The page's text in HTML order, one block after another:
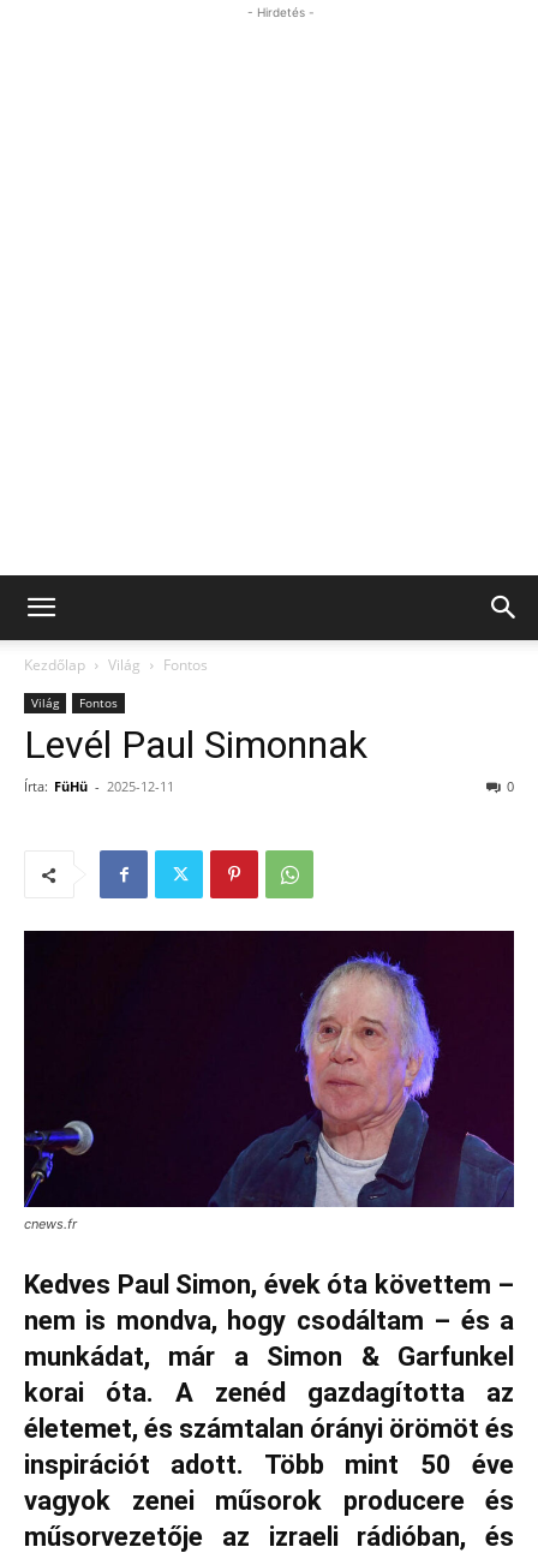
- Hirdetés -
Kezdőlap Világ Fontos
Világ Fontos
Levél Paul Simonnak
Írta: FüHü - 2025-12-11 0
cnews.fr
Kedves Paul Simon, évek óta követtem –
nem is mondva, hogy csodáltam – és a
munkádat, már a Simon & Garfunkel
korai óta. A zenéd gazdagította az
életemet, és számtalan órányi örömöt és
inspirációt adott. Több mint 50 éve
vagyok zenei műsorok producere és
műsorvezetője az izraeli rádióban, és